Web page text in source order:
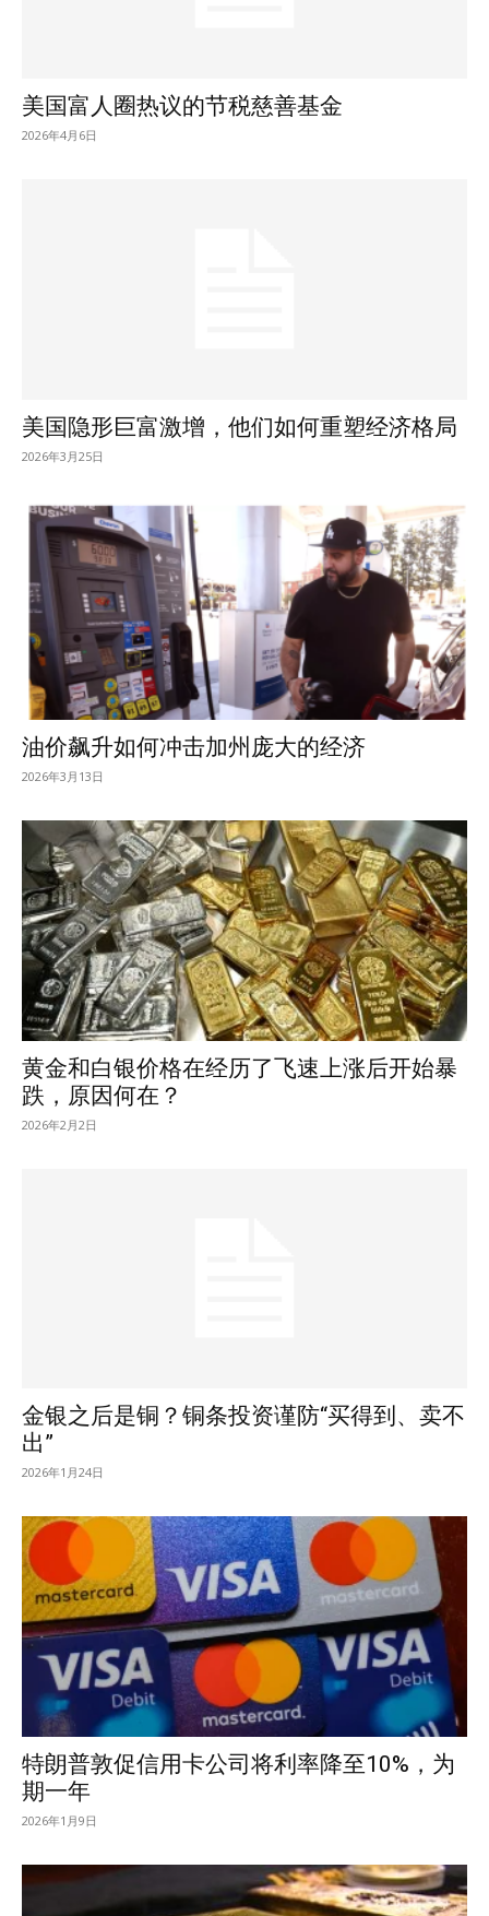
美国富人圈热议的节税慈善基金
2026年4月6日
美国隐形巨富激增，他们如何重塑经济格局
2026年3月25日
油价飙升如何冲击加州庞大的经济
2026年3月13日
黄金和白银价格在经历了飞速上涨后开始暴
跌，原因何在？
2026年2月2日
金银之后是铜？铜条投资谨防“买得到、卖不
出”
2026年1月24日
特朗普敦促信用卡公司将利率降至10%，为
期一年
2026年1月9日